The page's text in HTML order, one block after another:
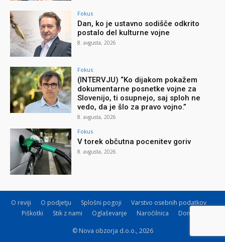
Fokus
Dan, ko je ustavno sodišče odkrito
postalo del kulturne vojne
8. avgusta, 2026
Fokus
(INTERVJU) “Ko dijakom pokažem
dokumentarne posnetke vojne za
Slovenijo, ti osupnejo, saj sploh ne
vedo, da je šlo za pravo vojno.”
8. avgusta, 2026
Fokus
V torek občutna pocenitev goriv
8. avgusta, 2026
O reviji O podjetju Splošni pogoji
Varstvo osebnih podatkov
Piškotki
Stik z nami Oglaševanje Naročilnica Donacije
© Nova obzorja d.o.o., 2026